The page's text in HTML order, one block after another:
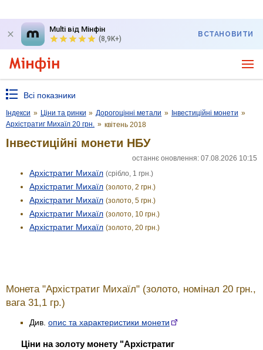
Multi від Мінфін
(8,9K+)
ВСТАНОВИТИ
Всі показники
Індекси » Ціни та ринки » Дорогоцінні метали » Інвестиційні монети »
Архістратиг Михаїл 20 грн. » квітень 2018
Інвестиційні монети НБУ
останнє оновлення: 07.08.2026 10:15
Архістратиг Михаїл (срібло, 1 грн.)
Архістратиг Михаїл (золото, 2 грн.)
Архістратиг Михаїл (золото, 5 грн.)
Архістратиг Михаїл (золото, 10 грн.)
Архістратиг Михаїл (золото, 20 грн.)
Монета "Архістратиг Михаїл" (золото, номінал 20 грн.,
вага 31,1 гр.)
Див. опис та характеристики монети
Ціни на золоту монету "Архістратиг